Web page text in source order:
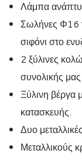
Λάμπα
Σωλήνες Φ16
σιφόνι στο
2 ξύλινες
συνολικής
Ξύλινη βέργα
κατασκευής.
Δυο
Μεταλλικούς